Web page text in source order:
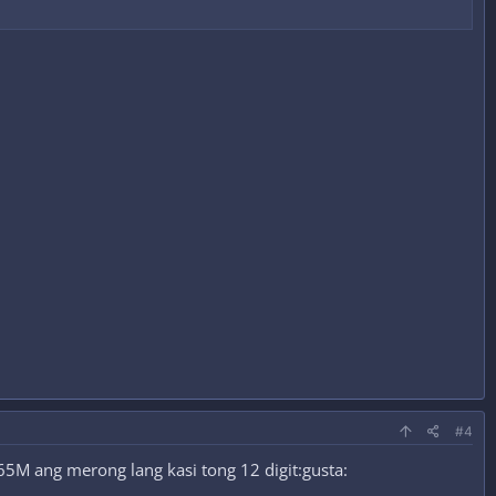
#4
ang merong lang kasi tong 12 digit:gusta: